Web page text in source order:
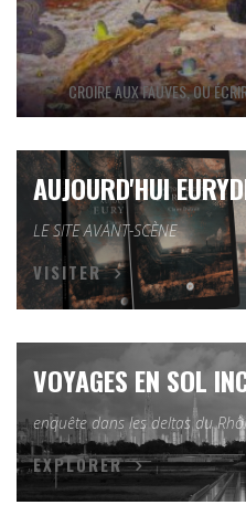
CROIRE AUX FAUVES, OU
AUJOURD'HUI
LE SITE AVANT-SCÈNE
VISITER
VOYAGES EN SOL
enquête dans les deltas du
EXPLORER